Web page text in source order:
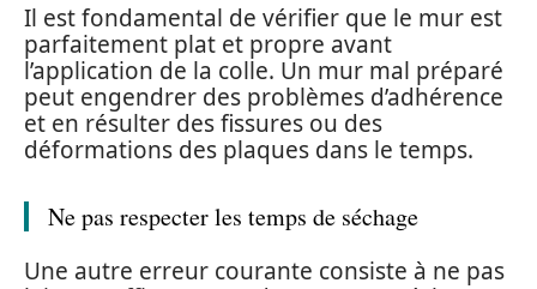
Il est fondamental de vérifier que le mur est
parfaitement plat et propre avant
l’application de la colle. Un mur mal préparé
peut engendrer des problèmes d’adhérence
et en résulter des fissures ou des
déformations des plaques dans le temps.
Ne pas respecter les temps de séchage
Une autre erreur courante consiste à ne pas